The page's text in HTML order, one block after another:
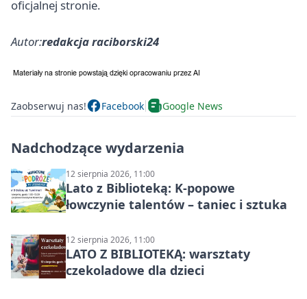
oficjalnej stronie.
Autor:redakcja raciborski24
Zaobserwuj nas! Facebook Google News
Nadchodzące wydarzenia
12 sierpnia 2026, 11:00
Lato z Biblioteką: K-popowe
łowczynie talentów – taniec i sztuka
12 sierpnia 2026, 11:00
LATO Z BIBLIOTEKĄ: warsztaty
czekoladowe dla dzieci